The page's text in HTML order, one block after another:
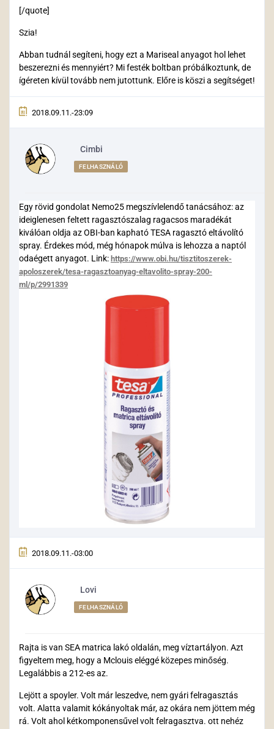
[/quote]
Szia!
Abban tudnál segíteni, hogy ezt a Mariseal anyagot hol lehet
beszerezni és mennyiért? Mi festék boltban próbálkoztunk, de
ígéreten kívül tovább nem jutottunk. Előre is köszi a segítséget!
2018.09.11.-23:09
Cimbi
FELHASZNÁLÓ
Egy rövid gondolat Nemo25 megszívlelendő tanácsához: az
ideiglenesen feltett ragasztószalag ragacsos maradékát
kiválóan oldja az OBI-ban kapható TESA ragasztó eltávolító
spray. Érdekes mód, még hónapok múlva is lehozza a naptól
odaégett anyagot. Link: https://www.obi.hu/tisztitoszerek-
apoloszerek/tesa-ragasztoanyag-eltavolito-spray-200-
ml/p/2991339
2018.09.11.-03:00
Lovi
FELHASZNÁLÓ
Rajta is van SEA matrica lakó oldalán, meg víztartályon. Azt
figyeltem meg, hogy a Mclouis eléggé közepes minőség.
Legalábbis a 212-es az.
Lejött a spoyler. Volt már leszedve, nem gyári felragasztás
volt. Alatta valamit kókányoltak már, az okára nem jöttem még
rá. Volt ahol kétkomponensűvel volt felragasztva. ott nehéz